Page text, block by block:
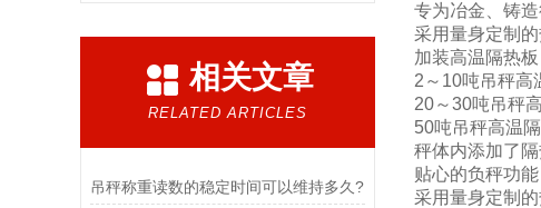
相关文章
RELATED ARTICLES
吊秤称重读数的稳定时间可以维持多久?
专为冶金、铸
采用量身定制
加装高温隔热
2～10吨吊秤高
20～30吨吊秤
50吨吊秤高温
秤体内添加了
贴心的负秤功
采用量身定制